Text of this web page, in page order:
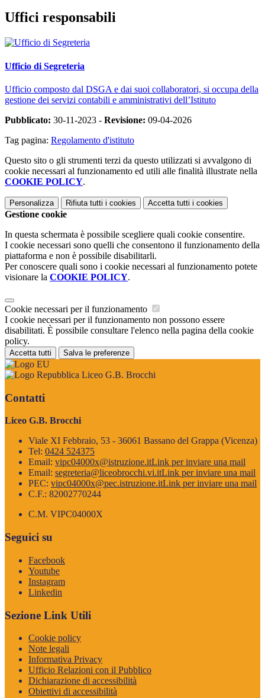
Uffici responsabili
Ufficio di Segreteria
Ufficio composto dal DSGA e dai suoi collaboratori, si occupa della
gestione dei servizi contabili e amministrativi dell’Istituto
Pubblicato: 30-11-2023 - Revisione: 09-04-2026
Tag pagina: Regolamento d'istituto
Questo sito o gli strumenti terzi da questo utilizzati si avvalgono di
cookie necessari al funzionamento ed utili alle finalità illustrate nella
COOKIE POLICY.
Personalizza Rifiuta tutti i cookies Accetta tutti i cookies
Gestione cookie
In questa schermata è possibile scegliere quali cookie consentire.
I cookie necessari sono quelli che consentono il funzionamento della
piattaforma e non è possibile disabilitarli.
Per conoscere quali sono i cookie necessari al funzionamento potete
visionare la COOKIE POLICY.
Cookie necessari per il funzionamento
I cookie necessari per il funzionamento non possono essere
disabilitati. È possibile consultare l'elenco nella pagina della cookie
policy.
Accetta tutti Salva le preferenze
Liceo G.B. Brocchi
Contatti
Liceo G.B. Brocchi
Viale XI Febbraio, 53 - 36061 Bassano del Grappa (Vicenza)
Tel: 0424 524375
Email: vipc04000x@istruzione.itLink per inviare una mail
Email: segreteria@liceobrocchi.vi.itLink per inviare una mail
PEC: vipc04000x@pec.istruzione.itLink per inviare una mail
C.F.: 82002770244
C.M. VIPC04000X
Seguici su
Facebook
Youtube
Instagram
Linkedin
Sezione Link Utili
Cookie policy
Note legali
Informativa Privacy
Ufficio Relazioni con il Pubblico
Dichiarazione di accessibilità
Obiettivi di accessibilità